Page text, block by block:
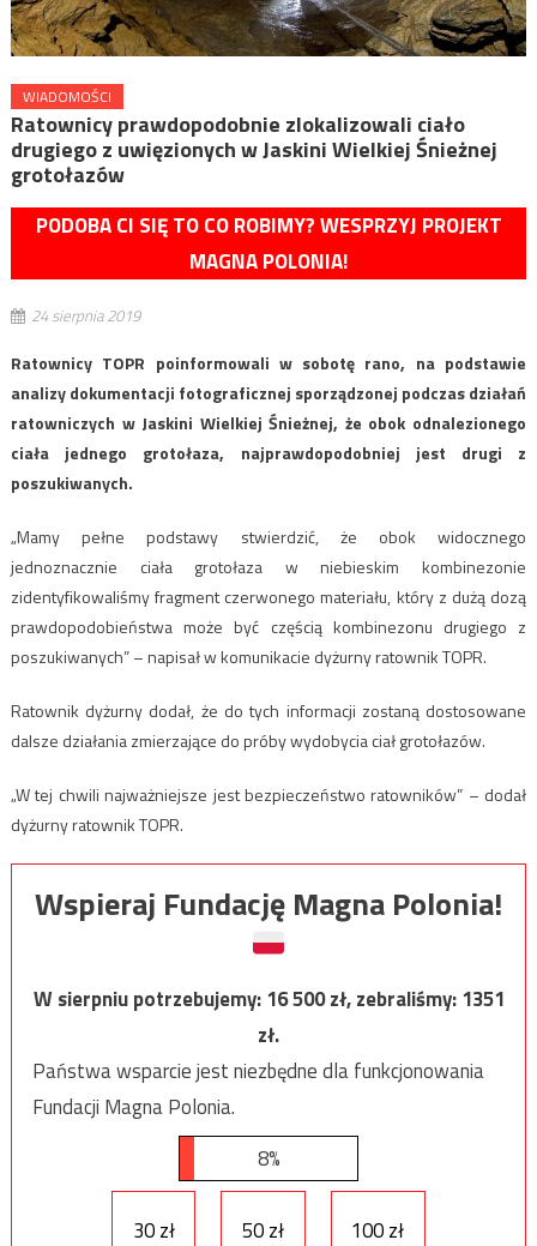
WIADOMOŚCI
Ratownicy prawdopodobnie zlokalizowali ciało
drugiego z uwięzionych w Jaskini Wielkiej Śnieżnej
grotołazów
PODOBA CI SIĘ TO CO ROBIMY? WESPRZYJ PROJEKT
MAGNA POLONIA!
24 sierpnia 2019
Ratownicy TOPR poinformowali w sobotę rano, na podstawie
analizy dokumentacji fotograficznej sporządzonej podczas działań
ratowniczych w Jaskini Wielkiej Śnieżnej, że obok odnalezionego
ciała jednego grotołaza, najprawdopodobniej jest drugi z
poszukiwanych.
„Mamy pełne podstawy stwierdzić, że obok widocznego
jednoznacznie ciała grotołaza w niebieskim kombinezonie
zidentyfikowaliśmy fragment czerwonego materiału, który z dużą dozą
prawdopodobieństwa może być częścią kombinezonu drugiego z
poszukiwanych” – napisał w komunikacie dyżurny ratownik TOPR.
Ratownik dyżurny dodał, że do tych informacji zostaną dostosowane
dalsze działania zmierzające do próby wydobycia ciał grotołazów.
„W tej chwili najważniejsze jest bezpieczeństwo ratowników” – dodał
dyżurny ratownik TOPR.
Wspieraj Fundację Magna Polonia!
W sierpniu potrzebujemy:16 500zł, zebraliśmy:1351
zł.
Państwa wsparcie jest niezbędne dla funkcjonowania
Fundacji Magna Polonia.
8%
30 zł 50 zł 100 zł